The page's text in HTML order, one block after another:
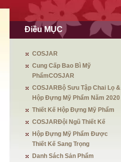
Điều MỤC
COSJAR
Cung Cấp Bao Bì Mỹ
PhẩmCOSJAR
COSJARBộ Sưu Tập Chai Lọ &
Hộp Đựng Mỹ Phẩm Năm 2020
Thiết Kế Hộp Đựng Mỹ Phẩm
COSJARĐội Ngũ Thiết Kế
Hộp Đựng Mỹ Phẩm Được
Thiết Kế Sang Trọng
Danh Sách Sản Phẩm